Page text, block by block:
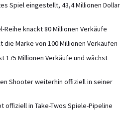
Spiel eingestellt, 43,4 Millionen Dollar
knackt 80 Millionen Verkäufe
die Marke von 100 Millionen Verkäufen
175 Millionen Verkäufe und wächst
Shooter weiterhin offiziell in seiner
offiziell in Take-Twos Spiele-Pipeline